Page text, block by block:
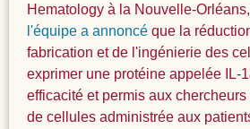
Hematology à la Nouvelle-
l'équipe a annoncéque la
fabrication et de l'ingénierie des
exprimer une protéine appelée IL-
efficacité et permis aux
de cellules administrée aux